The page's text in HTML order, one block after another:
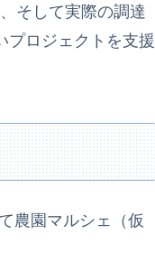
そして実際の調達
プロジェクトを支援
農園マルシェ（仮